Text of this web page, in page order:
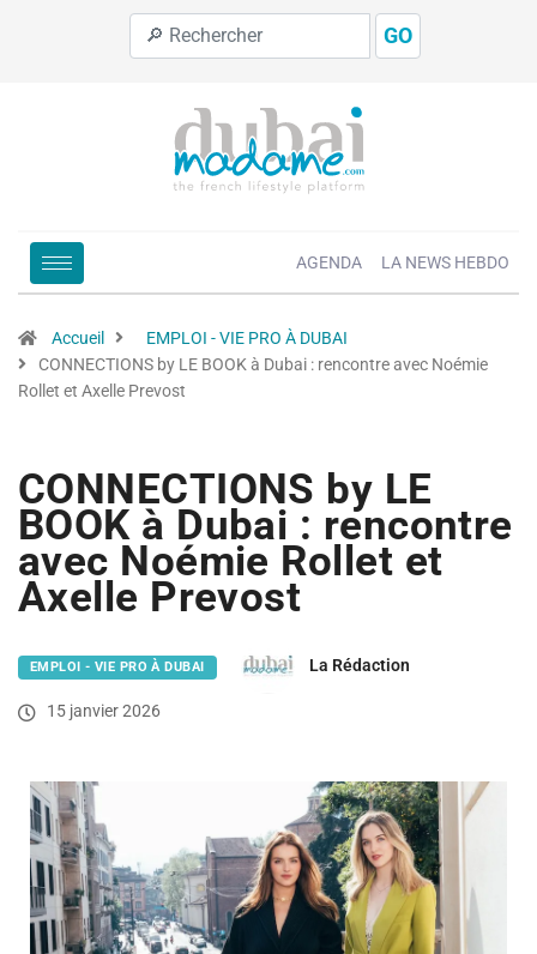
GO
AGENDA LA NEWS HEBDO
Accueil
EMPLOI - VIE PRO À DUBAI
CONNECTIONS by LE BOOK à Dubai : rencontre avec Noémie
Rollet et Axelle Prevost
CONNECTIONS by LE
BOOK à Dubai : rencontre
avec Noémie Rollet et
Axelle Prevost
EMPLOI - VIE PRO À DUBAI La Rédaction
15 janvier 2026